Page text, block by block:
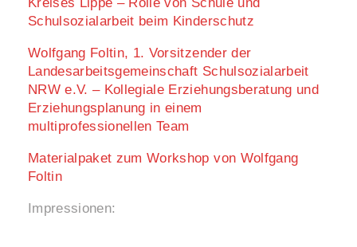
Schulsozialarbeit beim Kinderschutz
Wolfgang Foltin, 1. Vorsitzender der
Landesarbeitsgemeinschaft Schulsozialarbeit
NRW e.V. – Kollegiale Erziehungsberatung und
Erziehungsplanung in einem
multiprofessionellen Team
Materialpaket zum Workshop von Wolfgang
Foltin
Impressionen: